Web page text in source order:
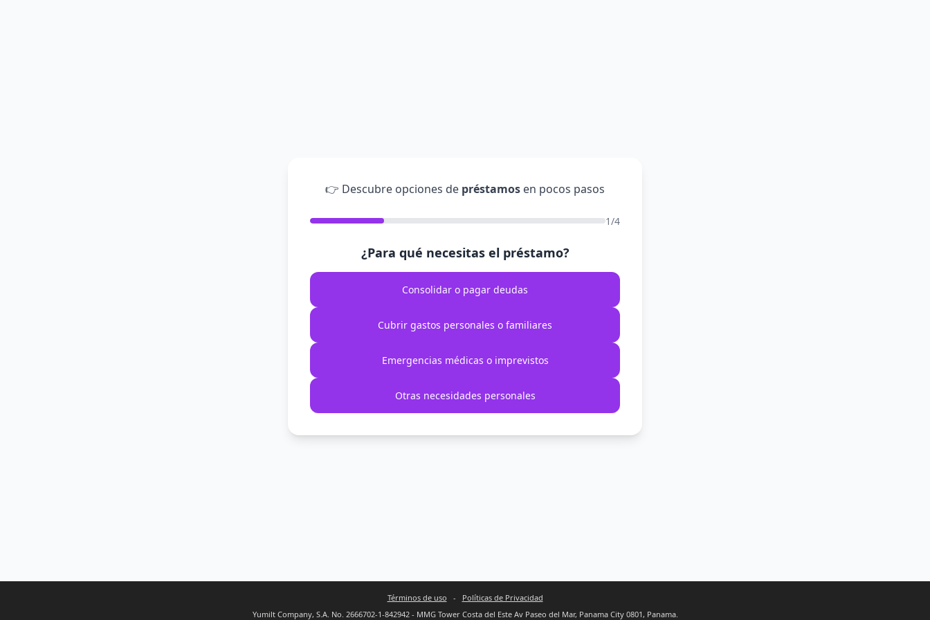
👉 Descubre opciones de préstamos en pocos pasos
1/4
¿Para qué necesitas el préstamo?
Consolidar o pagar deudas
Cubrir gastos personales o familiares
Emergencias médicas o imprevistos
Otras necesidades personales
Términos de uso - Políticas de Privacidad
Yumilt Company, S.A. No. 2666702-1-842942 - MMG Tower Costa del Este Av Paseo del Mar, Panama City 0801, Panama.